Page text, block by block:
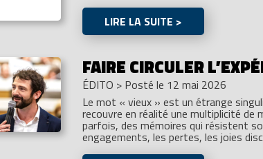
LIRE LA SUITE >
FAIRE CIRCULER
ÉDITO > Posté le 12 mai 2026
Le mot « vieux » est un étrange
recouvre en réalité une multiplicité
parfois, des mémoires qui résistent
engagements, les pertes, les joies